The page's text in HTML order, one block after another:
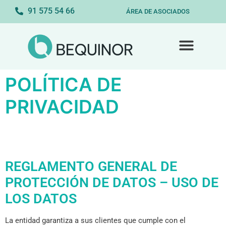
91 575 54 66 ÁREA DE ASOCIADOS
POLÍTICA DE
PRIVACIDAD
REGLAMENTO GENERAL DE
PROTECCIÓN DE DATOS – USO DE
LOS DATOS
La entidad garantiza a sus clientes que cumple con el